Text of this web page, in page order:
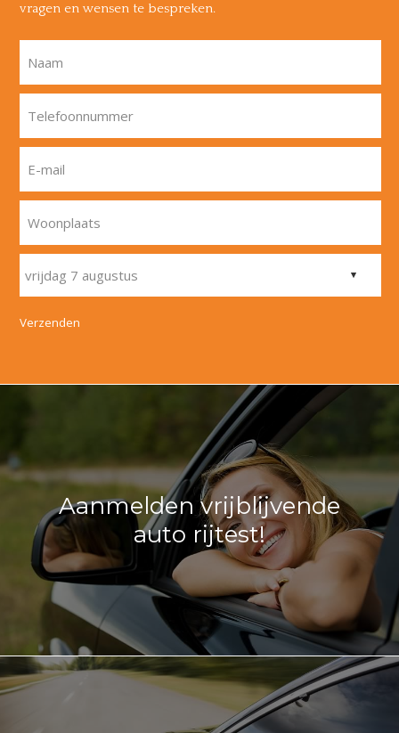
vragen en wensen te bespreken.
Naam
Telefoonnummer
E-mail
Woonplaats
Verzenden
Aanmelden vrijblijvende
auto rijtest!